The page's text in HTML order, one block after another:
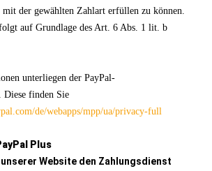
der gewählten Zahlart erfüllen zu können.
auf Grundlage des Art. 6 Abs. 1 lit. b
unterliegen der PayPal-
Diese finden Sie
de/webapps/mpp/ua/privacy-full
Plus
Website den Zahlungsdienst